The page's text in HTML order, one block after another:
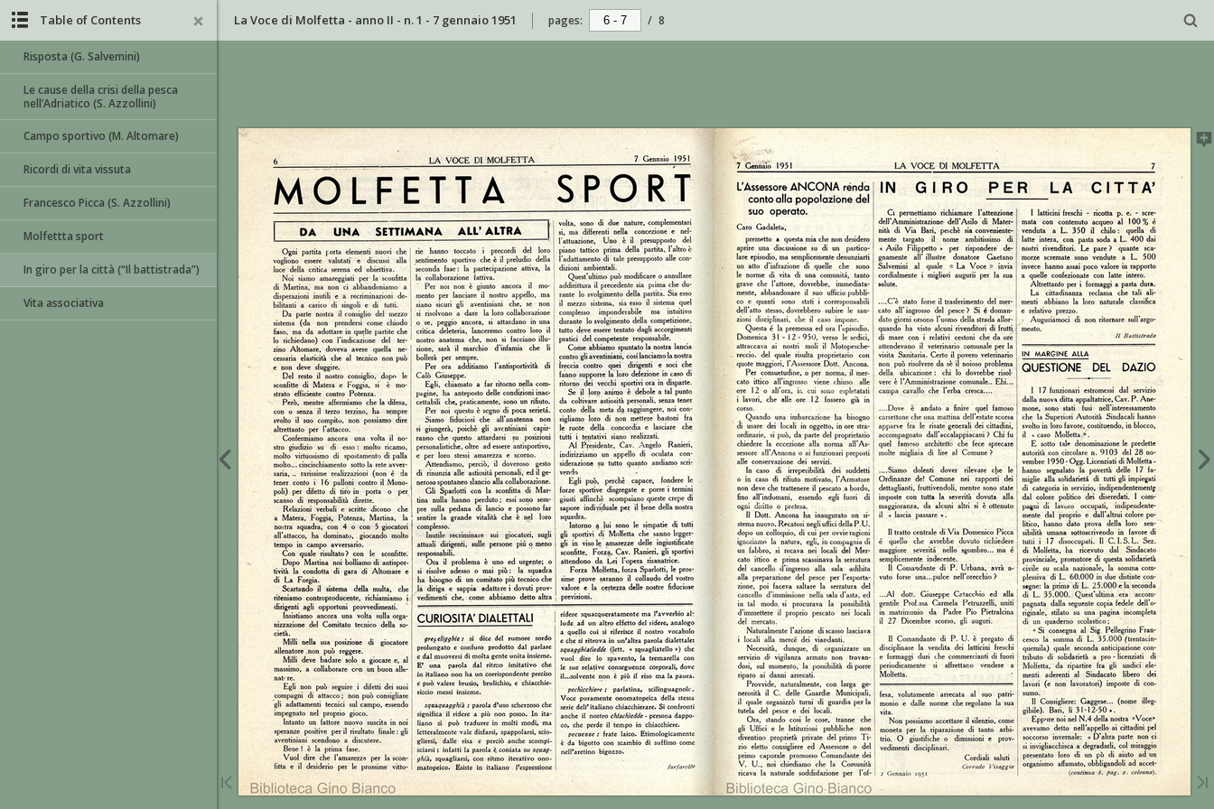
La Voce di Molfetta - anno II - n. 1 - 7 gennaio 1951 pages: / 8
Table of Contents
Risposta (G. Salvemini)
Le cause della crisi della pesca
nell’Adriatico (S. Azzollini)
Campo sportivo (M. Altomare)
Ricordi di vita vissuta
Francesco Picca (S. Azzollini)
Molfettta sport
In giro per la città (“Il battistrada”)
Vita associativa